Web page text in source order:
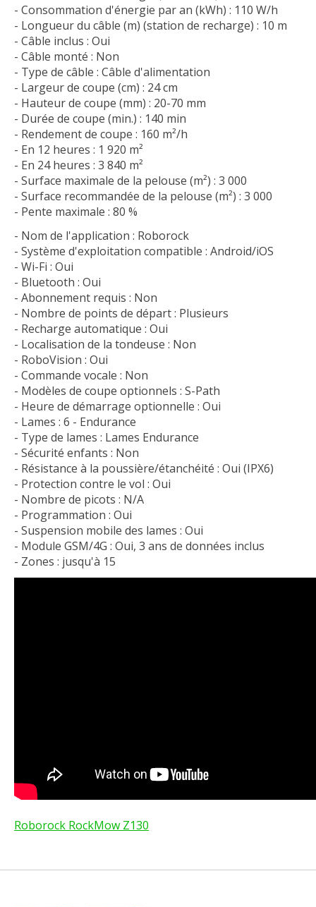
- Consommation d'énergie par an (kWh) : 110 W/h
- Longueur du câble (m) (station de recharge) : 10 m
- Câble inclus : Oui
- Câble monté : Non
- Type de câble : Câble d'alimentation
- Largeur de coupe (cm) : 24 cm
- Hauteur de coupe (mm) : 20-70 mm
- Durée de coupe (min.) : 140 min
- Rendement de coupe : 160 m²/h
- En 12 heures : 1 920 m²
- En 24 heures : 3 840 m²
- Surface maximale de la pelouse (m²) : 3 000
- Surface recommandée de la pelouse (m²) : 3 000
- Pente maximale : 80 %
- Nom de l'application : Roborock
- Système d'exploitation compatible : Android/iOS
- Wi-Fi : Oui
- Bluetooth : Oui
- Abonnement requis : Non
- Nombre de points de départ : Plusieurs
- Recharge automatique : Oui
- Localisation de la tondeuse : Non
- RoboVision : Oui
- Commande vocale : Non
- Modèles de coupe optionnels : S-Path
- Heure de démarrage optionnelle : Oui
- Lames : 6 - Endurance
- Type de lames : Lames Endurance
- Sécurité enfants : Non
- Résistance à la poussière/étanchéité : Oui (IPX6)
- Protection contre le vol : Oui
- Nombre de picots : N/A
- Programmation : Oui
- Suspension mobile des lames : Oui
- Module GSM/4G : Oui, 3 ans de données inclus
- Zones : jusqu'à 15
Roborock RockMow Z130